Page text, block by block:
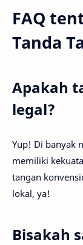
FAQ
Tanda
Apakah
legal?
Yup! Di banyak
memiliki
tangan
lokal, ya!
Bisakah